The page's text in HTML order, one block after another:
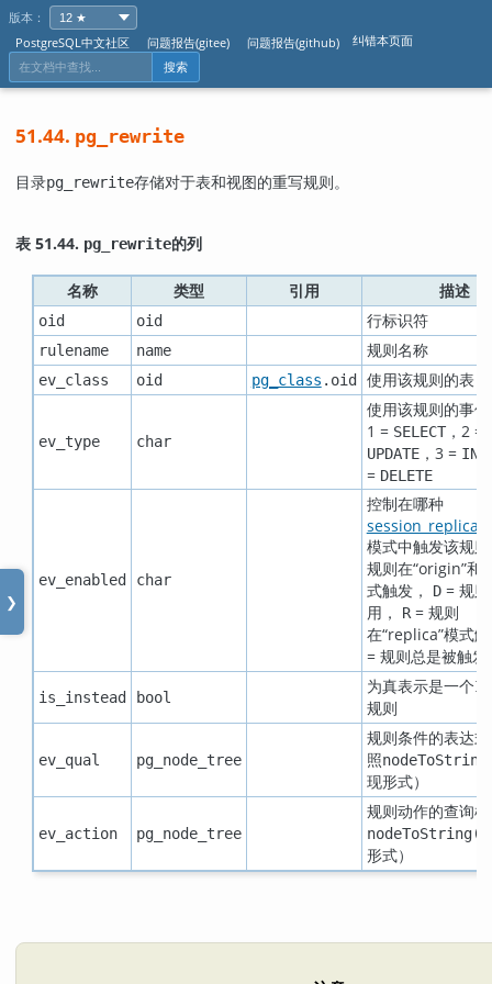
版本：
PostgreSQL中文社区
问题报告(gitee) 问题报告(github) 纠错本页面
搜索
❯
51.44. pg_rewrite
目录pg_rewrite存储对于表和视图的重写规则。
表 51.44. pg_rewrite的列
名称 类型 引用 描述
oid oid 行标识符
rulename name 规则名称
ev_class oid pg_class .oid 使用该规则的表
ev_type char
使用该规则的事
1 = SELECT，2 =
UPDATE，3 =
= DELETE
ev_enabled char
控制在哪种
模式中触发该规
规则在“origin”和
式触发，
D= 规则
用，
R= 规则
在“replica”模式
= 规则总是被触发
is_instead bool
为真表示是一个
规则
ev_qual pg_node_tree
规则条件的表达
照
现形式）
ev_action pg_node_tree
规则动作的查询
nodeToString()
形式）